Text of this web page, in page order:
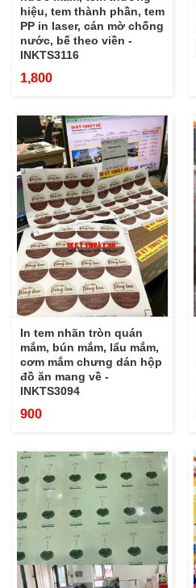
hiệu, tem thành phần, tem
PP in laser, cán mờ chống
nước, bế theo viền -
INKTS3116
1,800
In tem nhãn tròn quán
mắm, bún mắm, lẩu mắm,
cơm mắm chưng dán hộp
đồ ăn mang về -
INKTS3094
900